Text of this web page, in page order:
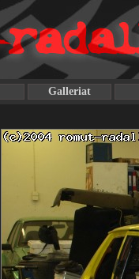
Galleriat